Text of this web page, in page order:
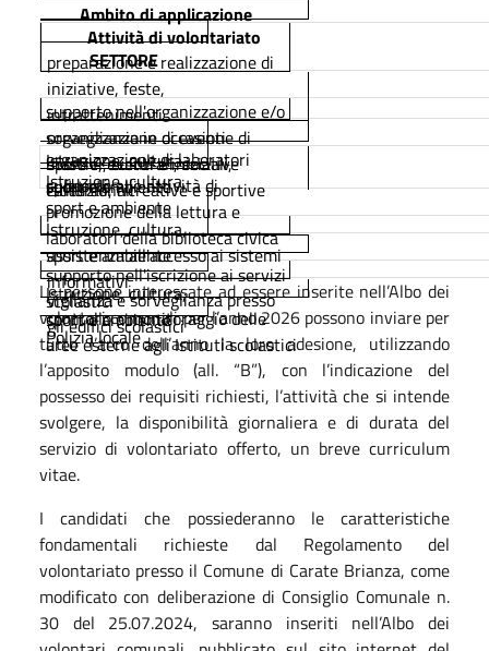
Ambito di applicazione
Attività di volontariato
SETTORE
preparazione e realizzazione di
iniziative, feste,
intrattenimenti
supporto nell'organizzazione e/o
sorveglianza in occasione di
mostre, eventi e iniziative
culturali, ricreative e sportive
Istruzione, cultura,
sport e ambiente
organizzazione di eventi
sportivi, culturali, sociali,
istituzionali
organizzazione di laboratori
culturali
Istruzione, cultura,
sport e ambiente
supporto alle attività di
promozione della lettura e
laboratori della biblioteca civica
Istruzione, cultura,
sport e ambiente
assistenza all'accesso ai sistemi
informativi
supporto nell'iscrizione ai servizi
scolastici
Istruzione, cultura,
sport e ambiente
vigilanza e sorveglianza presso
gli edifici scolastici
controllo e monitoraggio delle
aree esterne agli Istituti scolastici
Polizia locale
Le persone interessate ad essere inserite nell’Albo dei
volontari comunali per l’anno 2026 possono inviare per
tutto l’arco dell’anno la loro adesione, utilizzando
l’apposito modulo (all. “B”), con l’indicazione del
possesso dei requisiti richiesti, l’attività che si intende
svolgere, la disponibilità giornaliera e di durata del
servizio di volontariato offerto, un breve curriculum
vitae.
I candidati che possiederanno le caratteristiche
fondamentali richieste dal Regolamento del
volontariato presso il Comune di Carate Brianza, come
modificato con deliberazione di Consiglio Comunale n.
30 del 25.07.2024, saranno inseriti nell’Albo dei